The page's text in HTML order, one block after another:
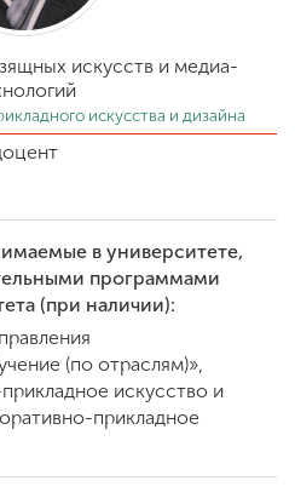
искусств и медиа-
искусства и дизайна
в университете,
программами
(при наличии):
(по отраслям)»,
искусство и
прикладное